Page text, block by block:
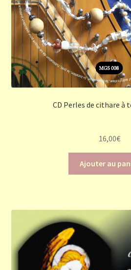
CD Perles de cithare à
16,00€
Ajouter au